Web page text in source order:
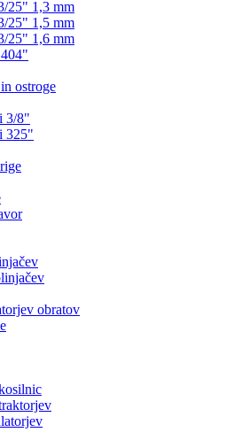
25" 1,3 mm
25" 1,5 mm
25" 1,6 mm
ostroge
3/8"
325"
obratov